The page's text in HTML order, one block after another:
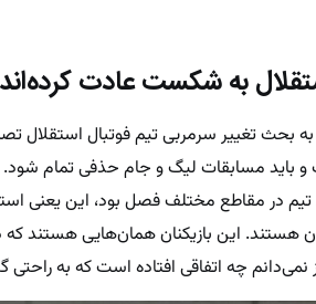
به شکست عادت کرده‌اند
به بحث تغییر سرمربی تیم فوتبال
باید مسابقات لیگ و جام حذفی تمام
در مقاطع مختلف فصل بود، این یعنی
هستند. این بازیکنان همان‌هایی هستند
نمی‌دانم چه اتفاقی افتاده است که به